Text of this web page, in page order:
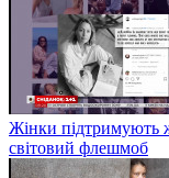
Жінки підтримують
світовий флешмоб